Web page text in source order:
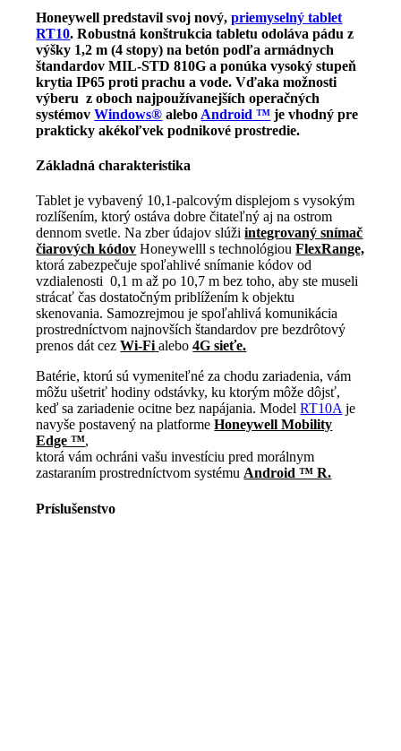
Honeywell predstavil svoj nový,priemyselný tablet
RT10. Robustná konštrukcia tabletu odoláva pádu z
výšky 1,2 m (4 stopy) na betón podľa armádnych
štandardov MIL-STD 810G a ponúka vysoký stupeň
krytia IP65 proti prachu a vode. Vďaka možnosti
výberu z oboch najpoužívanejších operačných
systémovWindows® alebo Android ™ je vhodný pre
prakticky akékoľvek podnikové prostredie.
Základná charakteristika
Tablet je vybavený 10,1-palcovým displejom s vysokým
rozlíšením, ktorý ostáva dobre čitateľný aj na ostrom
dennom svetle. Na zber údajov slúžiintegrovaný snímač
čiarových kódov Honeywelll s technológiouFlexRange,
ktorá zabezpečuje spoľahlivé snímanie kódov od
vzdialenosti 0,1 m až po 10,7 m bez toho, aby ste museli
strácať čas dostatočným priblížením k objektu
skenovania. Samozrejmou je spoľahlivá komunikácia
prostredníctvom najnovších štandardov pre bezdrôtový
prenos dát cezWi-Fi alebo4G sieťe.
Batérie, ktorú sú vymeniteľné za chodu zariadenia, vám
môžu ušetriť hodiny odstávky, ku ktorým môže dôjsť,
keď sa zariadenie ocitne bez napájania. ModelRT10A je
navyše postavený na platformeHoneywell Mobility
Edge ™,
ktorá vám ochráni vašu investíciu pred morálnym
zastaraním prostredníctvom systému Android ™ R.
Príslušenstvo